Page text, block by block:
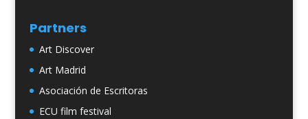
Partners
Art Discover
Art Madrid
Asociación de Escritoras
ECU film festival